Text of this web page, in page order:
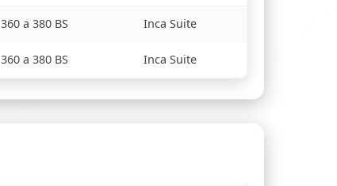
360 a 380 BS Inca Suite
360 a 380 BS Inca Suite